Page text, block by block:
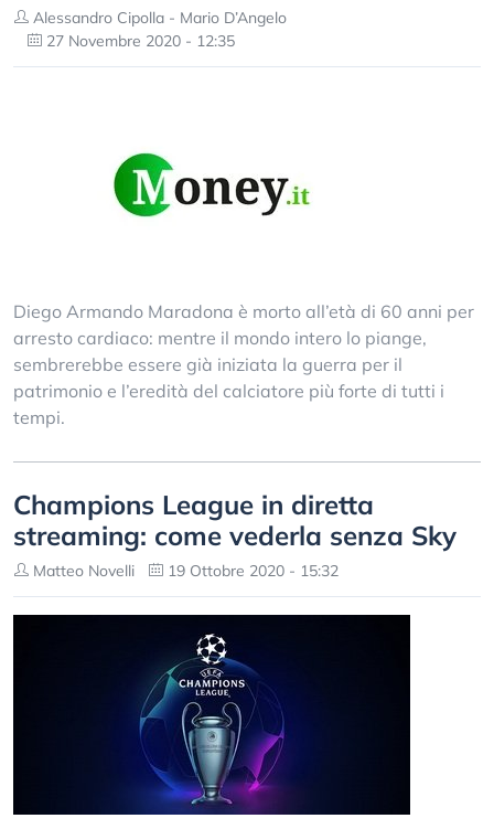
Alessandro Cipolla - Mario D’Angelo
27 Novembre 2020 - 12:35
Diego Armando Maradona è morto all’età di 60 anni per
arresto cardiaco: mentre il mondo intero lo piange,
sembrerebbe essere già iniziata la guerra per il
patrimonio e l’eredità del calciatore più forte di tutti i
tempi.
Champions League in diretta
streaming: come vederla senza Sky
Matteo Novelli 19 Ottobre 2020 - 15:32